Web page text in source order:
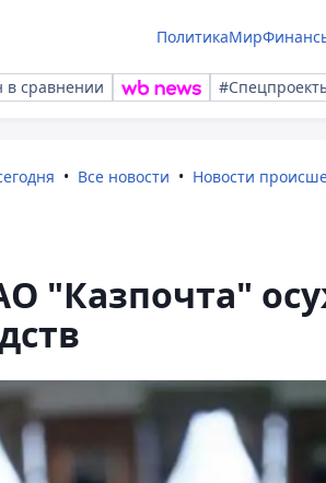
ПолитикаМир
в сравнении
Все новости Новости
"Казпочта"